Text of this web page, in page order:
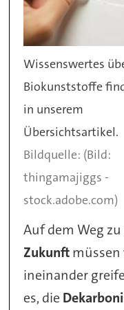
Wissenswertes
Biokunststoffe
in unserem
Übersichtsartikel.
(Bild:
thingamajiggs -
stock.adobe.com)
Auf dem Weg
Zukunftmüssen
ineinander
es, die